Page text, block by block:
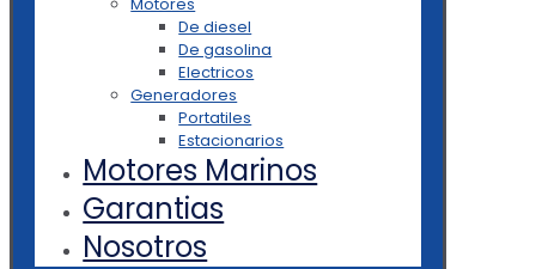
De diesel
De gasolina
Electricos
Generadores
Portatiles
Estacionarios
Motores Marinos
Garantias
Nosotros